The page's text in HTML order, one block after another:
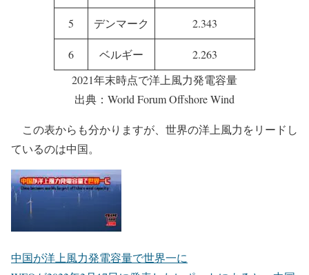
5 デンマーク 2.343
6 ベルギー
2.263
2021年末時点で洋上風力発電容量
出典：World Forum Offshore Wind
この表からも分かりますが、世界の洋上風力をリードし
ているのは中国。
中国が洋上風力発電容量で世界一に